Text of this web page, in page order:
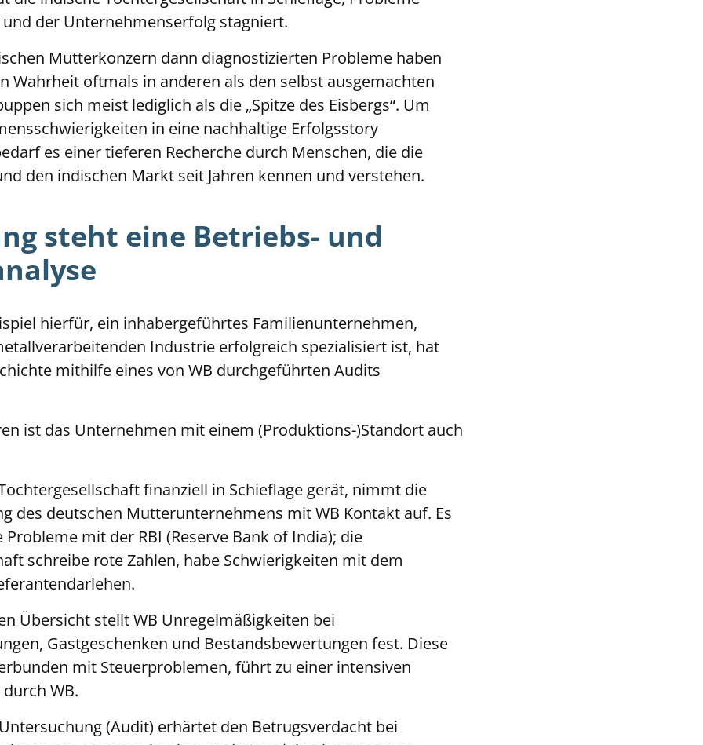
der Unternehmenserfolg stagniert.
Mutterkonzern dann diagnostizierten Probleme haben
Wahrheit oftmals in anderen als den selbst ausgemachten
sich meist lediglich als die „Spitze des Eisbergs“. Um
in eine nachhaltige Erfolgsstory
es einer tieferen Recherche durch Menschen, die die
den indischen Markt seit Jahren kennen und verstehen.
steht eine Betriebs- und
hierfür, ein inhabergeführtes Familienunternehmen,
Industrie erfolgreich spezialisiert ist, hat
mithilfe eines von WB durchgeführten Audits
ist das Unternehmen mit einem (Produktions-)Standort auch
finanziell in Schieflage gerät, nimmt die
des deutschen Mutterunternehmens mit WB Kontakt auf. Es
Probleme mit der RBI (Reserve Bank of India); die
schreibe rote Zahlen, habe Schwierigkeiten mit dem
Übersicht stellt WB Unregelmäßigkeiten bei
Gastgeschenken und Bestandsbewertungen fest. Diese
mit Steuerproblemen, führt zu einer intensiven
WB.
(Audit) erhärtet den Betrugsverdacht bei